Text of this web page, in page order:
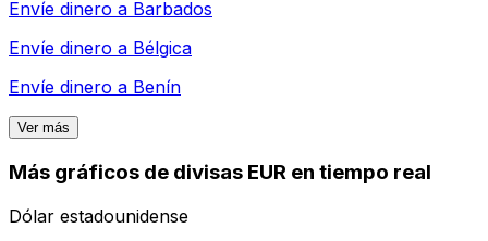
Envíe dinero a Barbados
Envíe dinero a Bélgica
Envíe dinero a Benín
Ver más
Más gráficos de divisas EUR en tiempo real
Dólar estadounidense